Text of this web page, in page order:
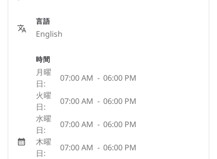
言語
English
時間
月曜
日:
07:00 AM - 06:00 PM
火曜
日:
07:00 AM - 06:00 PM
水曜
日:
07:00 AM - 06:00 PM
木曜
日:
07:00 AM - 06:00 PM